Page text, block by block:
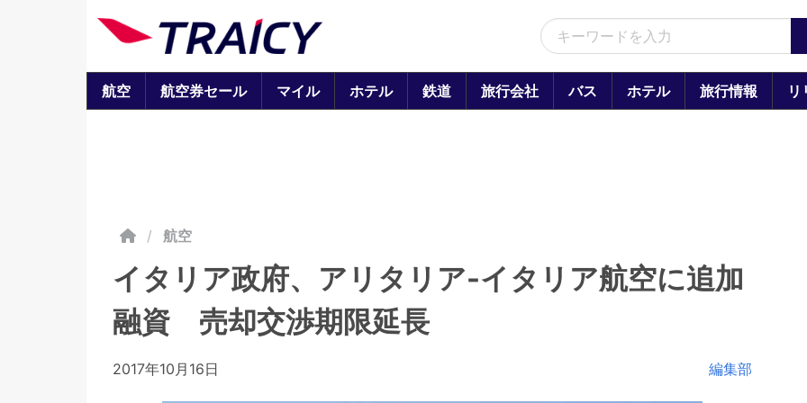
航空 航空券セール マイル ホテル 鉄道 旅行会社 バス ホテル 旅行情報 リ
/ 航空
イタリア政府、アリタリア-イタリア航空に追加
融資 売却交渉期限延長
2017年10月16日 編集部